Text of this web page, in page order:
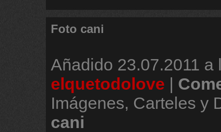
Foto cani
Añadido 23.07.2011 a
elquetodolove |
Imágenes, Carteles y
cani